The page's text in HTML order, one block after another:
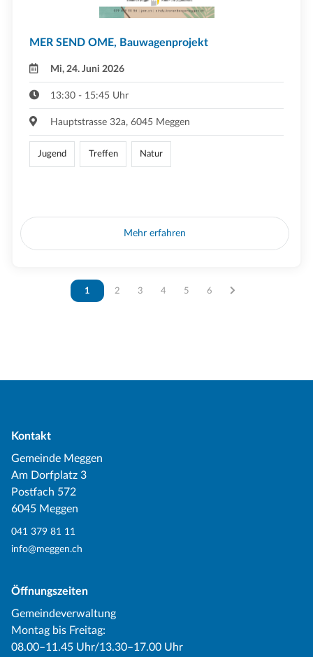
MER SEND OME, Bauwagenprojekt
Mi, 24. Juni 2026
13:30 - 15:45 Uhr
Hauptstrasse 32a, 6045 Meggen
Jugend Treffen Natur
Mehr erfahren
Vous êtes sur la page
1 Vous êtes sur la page
2 Vous êtes sur la page
3 Vous êtes sur la page
4 Vous êtes sur la page
5 Vous êtes sur la page
6
Kontakt
Gemeinde Meggen
Am Dorfplatz 3
Postfach 572
6045 Meggen
041 379 81 11
info@meggen.ch
Öffnungszeiten
Gemeindeverwaltung
Montag bis Freitag:
08.00–11.45 Uhr/13.30–17.00 Uhr